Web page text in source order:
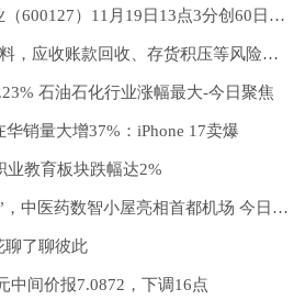
【异动提醒】金健米业（600127）11月19日13点3分创60日新高|快消息
维通利IPO更新财务资料，应收账款回收、存货积压等风险受关注
石油石化行业涨幅最大-今日聚焦
销量大增37%：iPhone 17卖爆
业教育板块跌幅达2%
免费体验电子“老中医”，中医药数智小屋亮相首都机场 今日热门
聊了聊彼此
中间价报7.0872，下调16点